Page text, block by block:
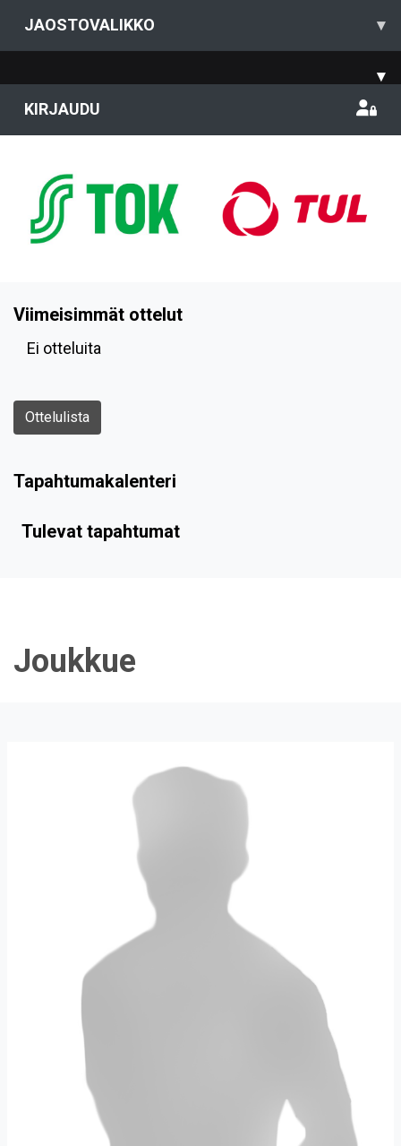
JAOSTOVALIKKO ▾
▾
KIRJAUDU
Viimeisimmät ottelut
Ei otteluita
Ottelulista
Tapahtumakalenteri
Tulevat tapahtumat
Joukkue